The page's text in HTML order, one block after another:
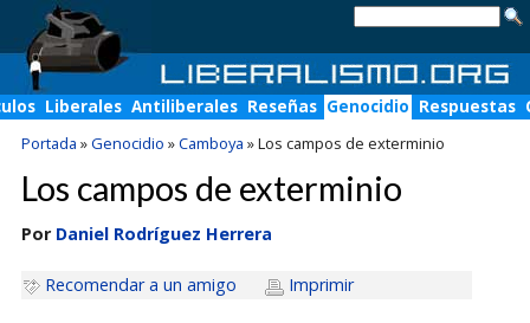
Liberales Antiliberales Reseñas Genocidio Respuestas
Portada »Genocidio »Camboya »Los campos de exterminio
Los campos de exterminio
Por Daniel Rodríguez Herrera
Recomendar a un amigo Imprimir